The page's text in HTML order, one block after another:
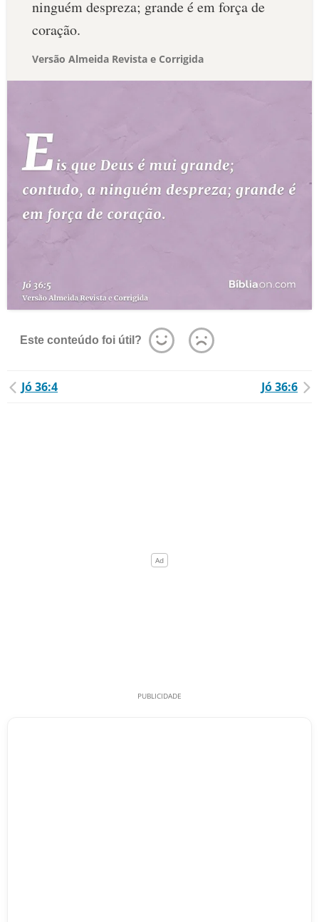
ninguém despreza; grande é em força de
coração.
Versão Almeida Revista e Corrigida
Este conteúdo foi útil?
Jó 36:4 Jó 36:6